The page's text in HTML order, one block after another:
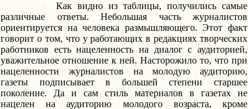
Как видно из таблицы, получились самые
различные ответы. Небольшая часть журналистов
ориентируется на человека размышляющего. Этот факт
говорит о том, что у работающих в редакциях творческих
работников есть нацеленность на диалог с аудиторией,
уважительное отношение к ней. Насторожило то, что при
нацеленности журналистов на молодую аудиторию,
газеты подписывает в большей степени старшее
поколение. Да и сам стиль материалов в газетах не
нацелен на аудиторию молодого возраста, кроме